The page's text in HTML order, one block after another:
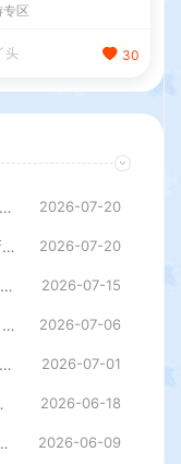
端+GM工具+详细搭
区
头 30
典藏Q版玄幻武侠风格端游【问仙本地版】最新整理Win系服务端+PC客户端+GM指令+详细搭建教程 2026-07-20
典藏三国端游【铁骑三国本地版】最新整理Win系服务端+PC客户端+详细搭建教程+GM命令教程 2026-07-20
3D奇幻MMORPG端游【洛雅大陆本地端】最新整理Win一键服务端+PC客户端+GM工具+详细搭建教程 2026-07-15
经典武侠端游【天龙八部之神王轮回】最新整理单机一键即玩镜像端+Linux手工服务端+PC客户端+GM工具+详细搭建教程 2026-07-06
经典怀旧冒险端游【新273冒险岛】最新整理Linux手工端+PC客户端+登录器+管理后台+网页注册+详细搭建教程 2026-07-01
页注册+详细搭建教程 2026-06-18
+网关+内置GM+详细搭建教程+全套源码 2026-06-09